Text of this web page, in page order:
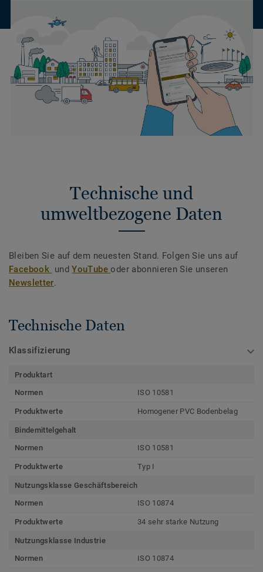
Technische und
umweltbezogene Daten
Bleiben Sie auf dem neuesten Stand. Folgen Sie uns auf
Facebook undYouTubeoder abonnieren Sie unseren
Newsletter.
Technische Daten
Klassifizierung
Produktart
Normen
ISO 10581
Produktwerte Homogener PVC Bodenbelag
Bindemittelgehalt
Normen
ISO 10581
Produktwerte Typ I
Nutzungsklasse Geschäftsbereich
Normen
ISO 10874
Produktwerte 34 sehr starke Nutzung
Nutzungsklasse Industrie
Normen
ISO 10874